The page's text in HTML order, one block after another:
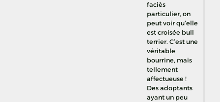
faciès
particulier, on
peut voir qu’elle
est croisée bull
terrier. C’est une
véritable
bourrine, mais
tellement
affectueuse !
Des adoptants
ayant un peu